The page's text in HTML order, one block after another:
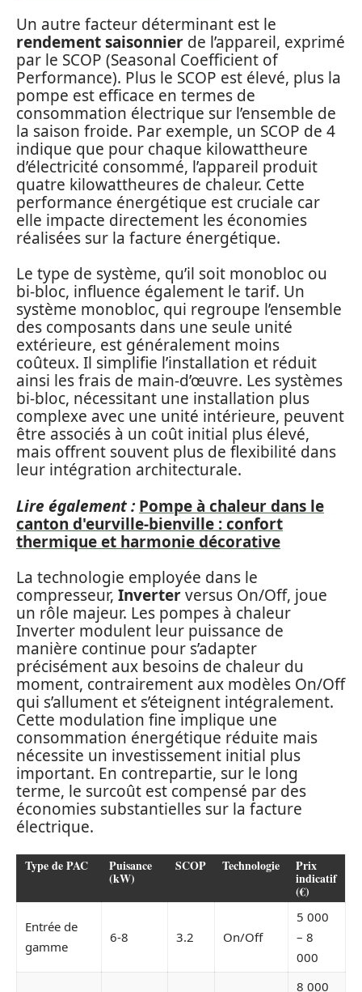
Un autre facteur déterminant est le
rendement saisonnier de l’appareil, exprimé
par le SCOP (Seasonal Coefficient of
Performance). Plus le SCOP est élevé, plus la
pompe est efficace en termes de
consommation électrique sur l’ensemble de
la saison froide. Par exemple, un SCOP de 4
indique que pour chaque kilowattheure
d’électricité consommé, l’appareil produit
quatre kilowattheures de chaleur. Cette
performance énergétique est cruciale car
elle impacte directement les économies
réalisées sur la facture énergétique.
Le type de système, qu’il soit monobloc ou
bi-bloc, influence également le tarif. Un
système monobloc, qui regroupe l’ensemble
des composants dans une seule unité
extérieure, est généralement moins
coûteux. Il simplifie l’installation et réduit
ainsi les frais de main-d’œuvre. Les systèmes
bi-bloc, nécessitant une installation plus
complexe avec une unité intérieure, peuvent
être associés à un coût initial plus élevé,
mais offrent souvent plus de flexibilité dans
leur intégration architecturale.
Lire également : Pompe à chaleur dans le
canton d'eurville-bienville : confort
thermique et harmonie décorative
La technologie employée dans le
compresseur, Inverterversus On/Off, joue
un rôle majeur. Les pompes à chaleur
Inverter modulent leur puissance de
manière continue pour s’adapter
précisément aux besoins de chaleur du
moment, contrairement aux modèles On/Off
qui s’allument et s’éteignent intégralement.
Cette modulation fine implique une
consommation énergétique réduite mais
nécessite un investissement initial plus
important. En contrepartie, sur le long
terme, le surcoût est compensé par des
économies substantielles sur la facture
électrique.
Type de PAC Puisance
(kW)
SCOP Technologie Prix
indicatif
(€)
Entrée de
gamme
6-8 3.2 On/Off
5 000
– 8
000
8 000